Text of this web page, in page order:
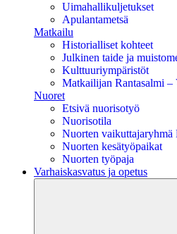
Uimahallikuljetukset
Apulantametsä
Matkailu
Historialliset kohteet
Julkinen taide ja
Kulttuuriympäristöt
Matkailijan Rantasalmi –
Nuoret
Etsivä nuorisotyö
Nuorisotila
Nuorten
Nuorten kesätyöpaikat
Nuorten työpaja
Varhaiskasvatus ja opetus